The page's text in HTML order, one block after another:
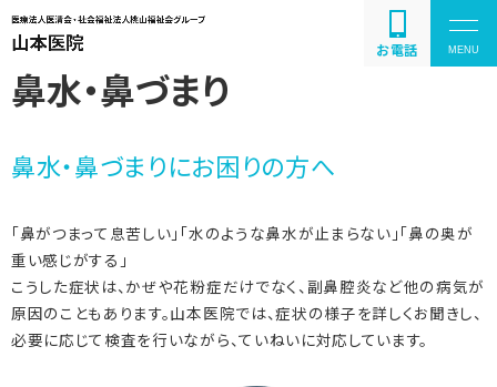
お電話
疾患の紹介と解説
鼻水・鼻づまり
鼻水・鼻づまりにお困りの方へ
「鼻がつまって息苦しい」「水のような鼻水が止まらない」「鼻の奥が
重い感じがする」
こうした症状は、かぜや花粉症だけでなく、副鼻腔炎など他の病気が
原因のこともあります。山本医院では、症状の様子を詳しくお聞きし、
必要に応じて検査を行いながら、ていねいに対応しています。